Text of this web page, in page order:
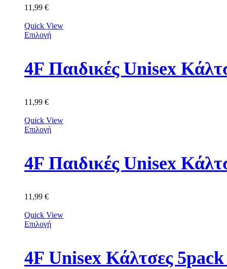
11,99 €
Quick View
Επιλογή
11,99 €
Quick View
Επιλογή
4F Παιδικές Unisex
11,99 €
Quick View
Επιλογή
4F Unisex Κάλτσες